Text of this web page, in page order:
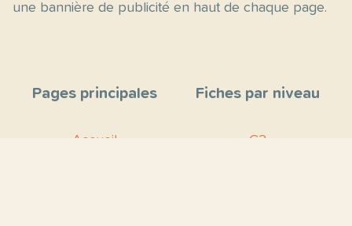
une bannière de publicité en haut de chaque page.
Pages principales
Accueil
Fiches par niveau
C2